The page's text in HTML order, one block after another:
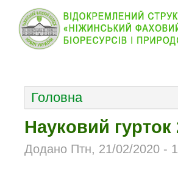
Головна
Науковий гурток
Додано Птн, 21/02/2020 -